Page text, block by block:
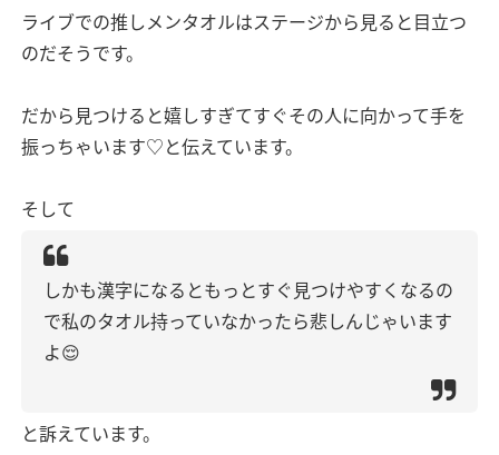
ライブでの推しメンタオルはステージから見ると目立つ
のだそうです。
だから見つけると嬉しすぎてすぐその人に向かって手を
振っちゃいます♡と伝えています。
そして
しかも漢字になるともっとすぐ見つけやすくなるの
で私のタオル持っていなかったら悲しんじゃいます
よ😌
と訴えています。